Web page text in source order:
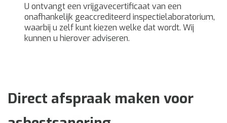
U ontvangt een vrijgavecertificaat van een
onafhankelijk geaccrediteerd inspectielaboratorium,
waarbij u zelf kunt kiezen welke dat wordt. Wij
kunnen u hierover adviseren.
Direct afspraak maken voor